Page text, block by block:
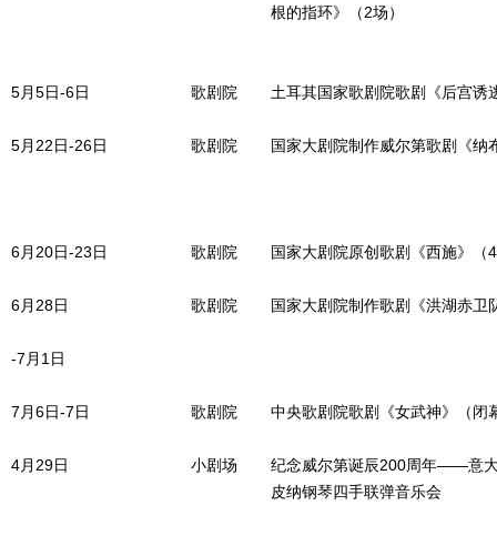
根的指环》（2场）
5月5日-6日 歌剧院 土耳其国家歌剧院歌剧《后宫诱
5月22日-26日 歌剧院 国家大剧院制作威尔第歌剧《纳
6月20日-23日 歌剧院 国家大剧院原创歌剧《西施》（
6月28日
-7月1日
歌剧院 国家大剧院制作歌剧《洪湖赤卫
7月6日-7日 歌剧院 中央歌剧院歌剧《女武神》（闭
4月29日 小剧场
纪念威尔第诞辰200周年——意
皮纳钢琴四手联弹音乐会